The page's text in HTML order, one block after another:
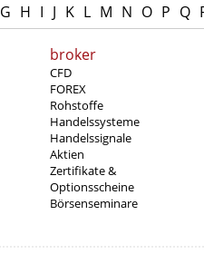
G H I J K L M N O P Q
broker
CFD
FOREX
Rohstoffe
Handelssysteme
Handelssignale
Aktien
Zertifikate &
Optionsscheine
Börsenseminare